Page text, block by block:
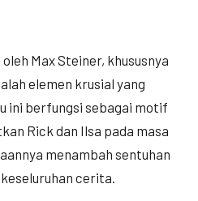
Max Steiner, khususnya
elemen krusial yang
ini berfungsi sebagai motif
Rick dan Ilsa pada masa
menambah sentuhan
cerita.